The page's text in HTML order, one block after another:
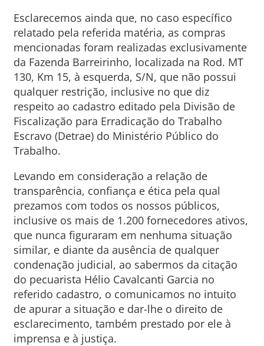
Esclarecemos ainda que, no caso específico
relatado pela referida matéria, as compras
mencionadas foram realizadas exclusivamente
da Fazenda Barreirinho, localizada na Rod. MT
130, Km 15, à esquerda, S/N, que não possui
qualquer restrição, inclusive no que diz
respeito ao cadastro editado pela Divisão de
Fiscalização para Erradicação do Trabalho
Escravo (Detrae) do Ministério Público do
Trabalho.
Levando em consideração a relação de
transparência, confiança e ética pela qual
prezamos com todos os nossos públicos,
inclusive os mais de 1.200 fornecedores ativos,
que nunca figuraram em nenhuma situação
similar, e diante da ausência de qualquer
condenação judicial, ao sabermos da citação
do pecuarista Hélio Cavalcanti Garcia no
referido cadastro, o comunicamos no intuito
de apurar a situação e dar-lhe o direito de
esclarecimento, também prestado por ele à
imprensa e à justiça.